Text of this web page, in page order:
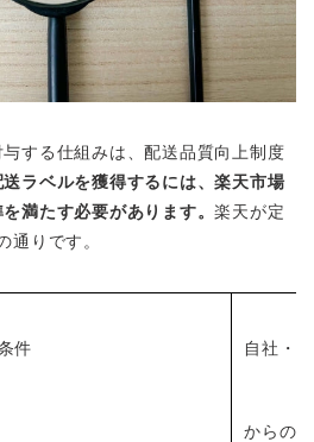
する仕組みは、配送品質向上制度
ラベルを獲得するには、楽天市場
満たす必要があります。楽天が定
通りです。
件
自社・
からの